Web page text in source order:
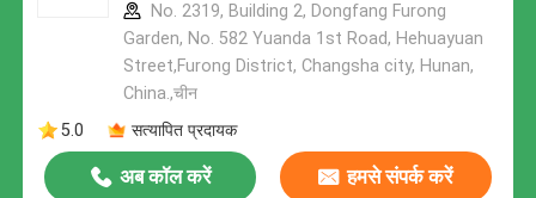
No. 2319, Building 2, Dongfang Furong
Garden, No. 582 Yuanda 1st Road, Hehuayuan
Street,Furong District, Changsha city, Hunan,
China.,चीन
5.0
सत्यापित प्रदायक
अब कॉल करें हमसे संपर्क करें